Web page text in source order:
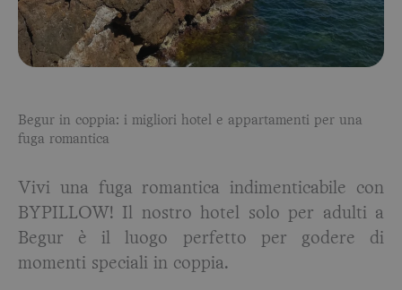
Begur in coppia: i migliori hotel e appartamenti per una
fuga romantica
Vivi una fuga romantica indimenticabile con
BYPILLOW! Il nostro hotel solo per adulti a
Begur è il luogo perfetto per godere di
momenti speciali in coppia.